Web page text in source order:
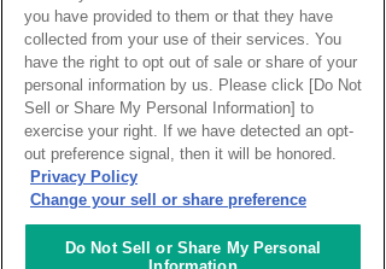
PAGE TOP
HOME > イベントカレンダー
ナレッジキャピタルを知る
you have provided to them or that they have
collected from your use of their services. You
have the right to opt out of sale or share of your
personal information by us. Please click [Do Not
Sell or Share My Personal Information] to
exercise your right. If we have detected an opt-
out preference signal, then it will be honored.
Privacy Policy
Change your sell or share preference
Do Not Sell or Share My Personal